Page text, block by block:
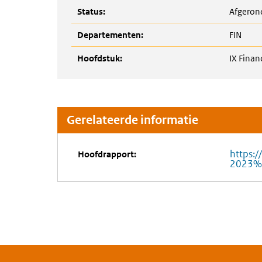
Status:
Departementen: FIN
Hoofdstuk: IX
Gerelateerde informatie
Hoofdrapport: